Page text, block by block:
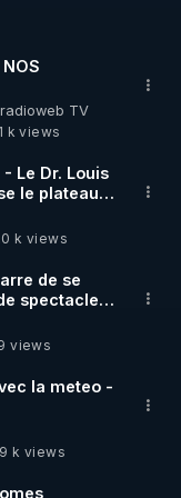
de produits
de la
NOS
TV
k views
- Le Dr. Louis
le plateau
k views
de se
spectacle.
de devenir
views
la meteo -
k views